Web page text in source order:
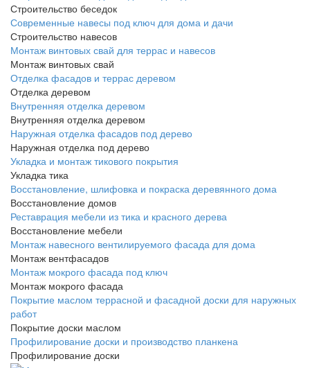
Строительство беседок
Современные навесы под ключ для дома и дачи
Строительство навесов
Монтаж винтовых свай для террас и навесов
Монтаж винтовых свай
Отделка фасадов и террас деревом
Отделка деревом
Внутренняя отделка деревом
Внутренняя отделка деревом
Наружная отделка фасадов под дерево
Наружная отделка под дерево
Укладка и монтаж тикового покрытия
Укладка тика
Восстановление, шлифовка и покраска деревянного дома
Восстановление домов
Реставрация мебели из тика и красного дерева
Восстановление мебели
Монтаж навесного вентилируемого фасада для дома
Монтаж вентфасадов
Монтаж мокрого фасада под ключ
Монтаж мокрого фасада
Покрытие маслом террасной и фасадной доски для наружных
работ
Покрытие доски маслом
Профилирование доски и производство планкена
Профилирование доски